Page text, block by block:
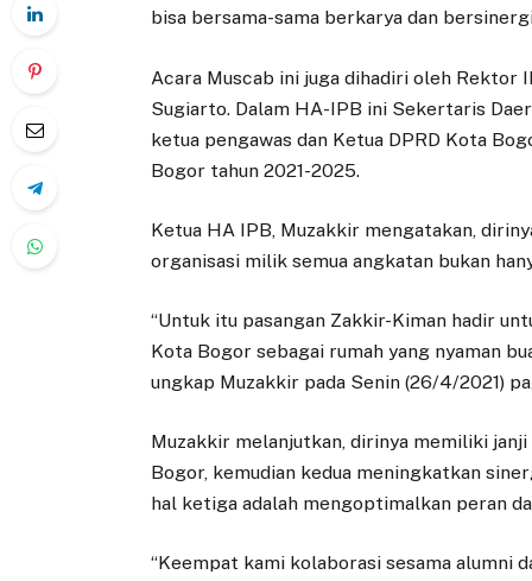
bisa bersama-sama berkarya dan
Acara Muscab ini juga dihadiri oleh Rektor
Sugiarto. Dalam HA-IPB ini Sekertaris
ketua pengawas dan Ketua DPRD Kota
Bogor tahun 2021-2025.
Ketua HA IPB, Muzakkir mengatakan,
organisasi milik semua angkatan bukan
“Untuk itu pasangan Zakkir-Kiman hadir
Kota Bogor sebagai rumah yang nyaman
ungkap Muzakkir pada Senin (26/4/2021)
Muzakkir melanjutkan, dirinya memiliki
Bogor, kemudian kedua meningkatkan
hal ketiga adalah mengoptimalkan peran
“Keempat kami kolaborasi sesama alumni